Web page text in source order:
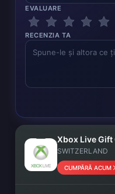
EVALUARE
RECENZIA TA
Xbox Live Gift
SWITZERLAND
CUMPĂRĂ ACUM